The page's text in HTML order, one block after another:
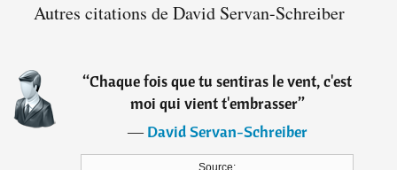
Autres citations de David Servan-Schreiber
“Chaque fois que tu sentiras le vent, c'est
moi qui vient t'embrasser”
―David Servan-Schreiber